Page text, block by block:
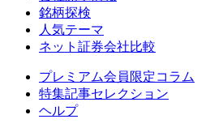
銘柄探検
人気テーマ
ネット証券会社比較
プレミアム会員限定コラム
特集記事セレクション
ヘルプ